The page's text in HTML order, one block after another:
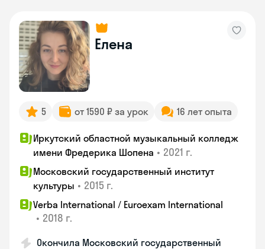
Елена
5 от 1590 ₽ за урок 16 лет опыта
Иркутский областной музыкальный колледж
имени Фредерика Шопена • 2021 г.
Московский государственный институт
культуры • 2015 г.
Verba International / Euroexam International
• 2018 г.
Окончила Московский государственный